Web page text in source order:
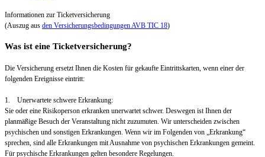
Informationen zur Ticketversicherung
(Auszug aus den Versicherungsbedingungen AVB TIC 18)
Was ist eine Ticketversicherung?
Die Versicherung ersetzt Ihnen die Kosten für gekaufte Eintrittskarten, wenn einer der
folgenden Ereignisse eintritt:
1. Unerwartete schwere Erkrankung:
Sie oder eine Risikoperson erkranken unerwartet schwer. Deswegen ist Ihnen der
planmäßige Besuch der Veranstaltung nicht zuzumuten. Wir unterscheiden zwischen
psychischen und sonstigen Erkrankungen. Wenn wir im Folgenden von „Erkrankung“
sprechen, sind alle Erkrankungen mit Ausnahme von psychischen Erkrankungen gemeint.
Für psychische Erkrankungen gelten besondere Regelungen.